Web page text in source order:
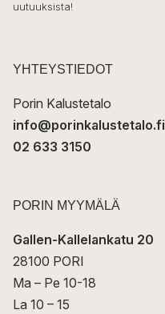
k
t
uutuuksista!
YHTEYSTIEDOT
Porin Kalustetalo
info@porinkalustetalo.fi
02 633 3150
PORIN MYYMÄLÄ
Gallen-Kallelankatu 20
28100 PORI
Ma – Pe 10-18
La 10 – 15